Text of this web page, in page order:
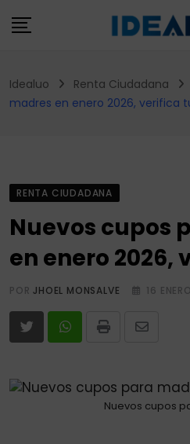
to
Idealuo Renta Ciudadana
madres en enero 2026, verifica
RENTA CIUDADANA
Nuevos cupos
en enero 2026,
PORJHOEL MONSALVE 16
Print
Share
Nuevos cupos